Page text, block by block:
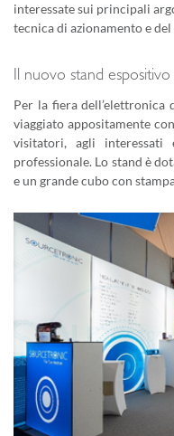
interessate sui principali
tecnica di azionamento e
Il nuovo stand
Per la fiera dell’elettronica
viaggiato appositamente
visitatori, agli
professionale. Lo stand è
e un grande cubo con